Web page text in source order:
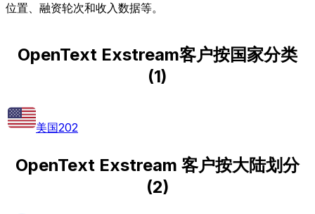
位置、融资轮次和收入数据等。
OpenText Exstream客户按国家分类
(1)
美国202
OpenText Exstream 客户按大陆划分
(2)